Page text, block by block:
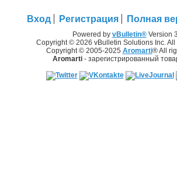
Вход Регистрация Полная
Powered by vBulletin®Version
Copyright © 2026 vBulletin Solutions Inc. All
Copyright © 2005-2025 Aromarti® All
Aromarti- зарегистрированный